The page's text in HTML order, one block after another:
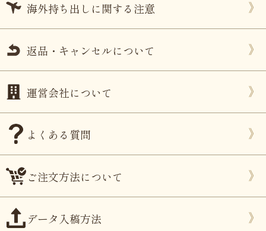
海外持ち出しに関する注意
返品・キャンセルについて
運営会社について
よくある質問
ご注文方法について
データ入稿方法